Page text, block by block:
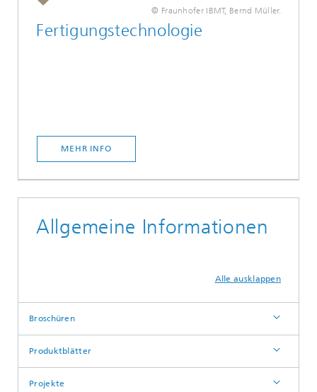
© Fraunhofer IBMT, Bernd Müller.
Fertigungstechnologie
MEHR INFO
Allgemeine Informationen
Alle ausklappen
Broschüren
Produktblätter
Projekte